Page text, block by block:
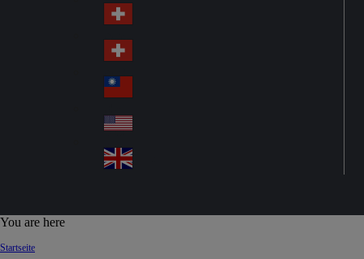
ed
en
Sw
itz
erl
an
d
Sw
itz
erl
an
d
wa
n
A
d
You are here
Startseite